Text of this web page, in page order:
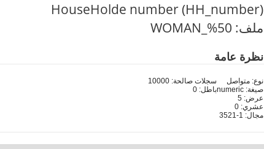
HouseHolde number (HH_number)
ملف: 50%_WOMAN
نظرة عامة
نوع: متواصل
صيغة: numeric
عرض: 5
عشري: 0
مجال: 1-3521
سجلات صالحة: 10000
باطل: 0